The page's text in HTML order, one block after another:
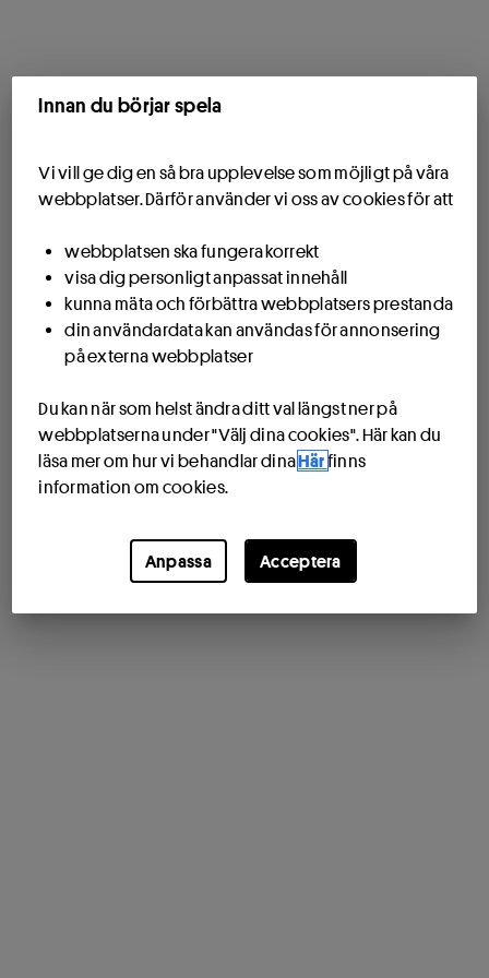
Innan du börjar spela
Vi vill ge dig en så bra upplevelse som möjligt på våra
webbplatser. Därför använder vi oss av cookies för att
webbplatsen ska fungera korrekt
visa dig personligt anpassat innehåll
kunna mäta och förbättra webbplatsers prestanda
din användardata kan användas för annonsering
på externa webbplatser
Du kan när som helst ändra ditt val längst ner på
webbplatserna under "Välj dina cookies". Här kan du
läsa mer om hur vi behandlar dinaHär finns
information om cookies.
Anpassa Acceptera